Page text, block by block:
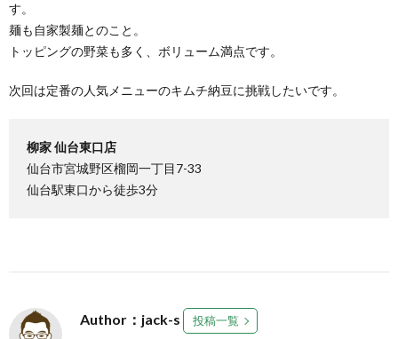
す。
麺も自家製麺とのこと。
トッピングの野菜も多く、ボリューム満点です。
次回は定番の人気メニューのキムチ納豆に挑戦したいです。
柳家 仙台東口店
仙台市宮城野区榴岡一丁目7-33
仙台駅東口から徒歩3分
Author：jack-s 投稿一覧